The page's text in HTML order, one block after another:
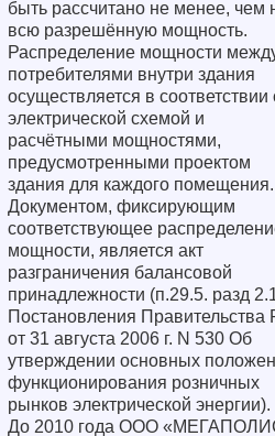
быть рассчитано не менее, чем
всю разрешённую мощность.
Распределение мощности
потребителями внутри здания
осуществляется в соответствии
электрической схемой и
расчётными мощностями,
предусмотренными проектом
здания для каждого помещения.
Документом, фиксирующим
соответствующее
мощности, является акт
разграничения балансовой
принадлежности (п.29.5. разд
Постановления Правительства
от 31 августа 2006 г. N 530 Об
утверждении основных
функционирования розничных
рынков электрической энергии).
До 2010 года ООО